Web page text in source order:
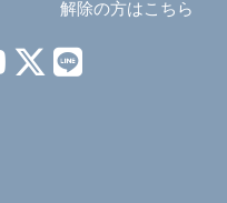
解除の方はこちら